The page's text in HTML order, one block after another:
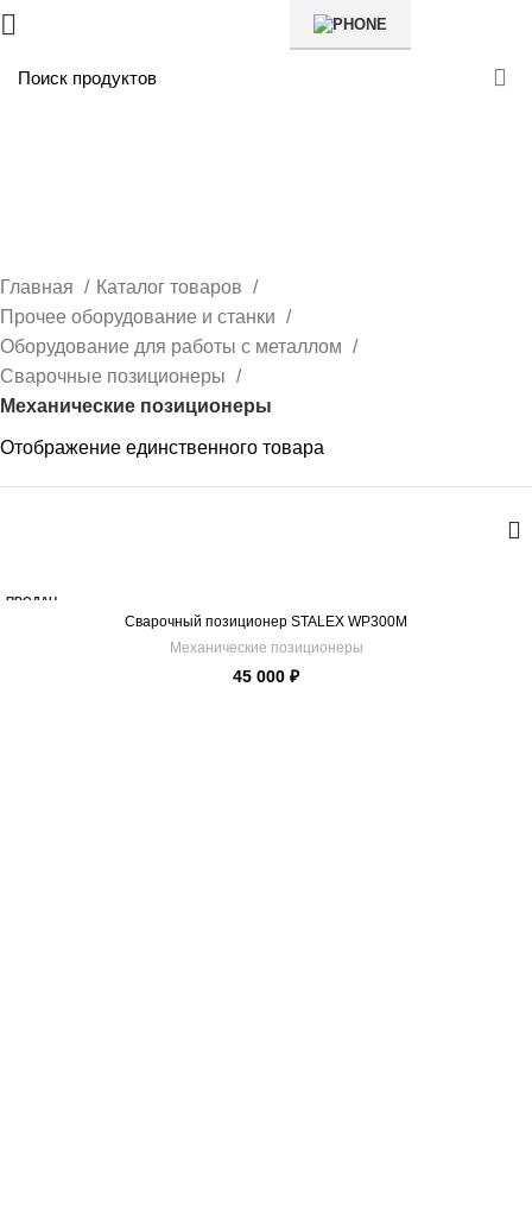
Главная
Каталог товаров
Прочее оборудование и станки
Оборудование для работы с металлом
Сварочные позиционеры
Механические позиционеры
Отображение единственного товара
ПРОДАН
Сварочный позиционер STALEX WP300M
Механические позиционеры
45 000 ₽